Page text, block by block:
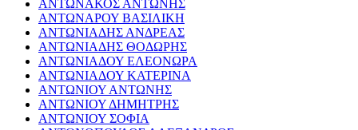
ΑΝΤΩΝΑΚΟΣ ΑΝΤΩΝΗΣ
ΑΝΤΩΝΑΡΟΥ ΒΑΣΙΛΙΚΗ
ΑΝΤΩΝΙΑΔΗΣ ΑΝΔΡΕΑΣ
ΑΝΤΩΝΙΑΔΗΣ ΘΟΔΩΡΗΣ
ΑΝΤΩΝΙΑΔΟΥ ΕΛΕΟΝΩΡΑ
ΑΝΤΩΝΙΑΔΟΥ ΚΑΤΕΡΙΝΑ
ΑΝΤΩΝΙΟΥ ΑΝΤΩΝΗΣ
ΑΝΤΩΝΙΟΥ ΔΗΜΗΤΡΗΣ
ΑΝΤΩΝΙΟΥ ΣΟΦΙΑ